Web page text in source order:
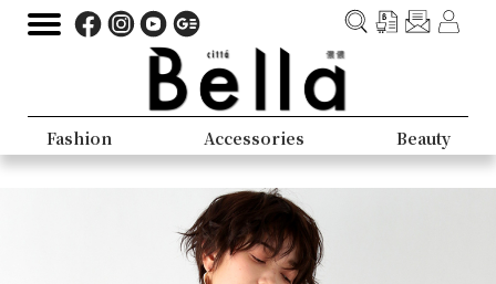
Fashion Accessories Beauty